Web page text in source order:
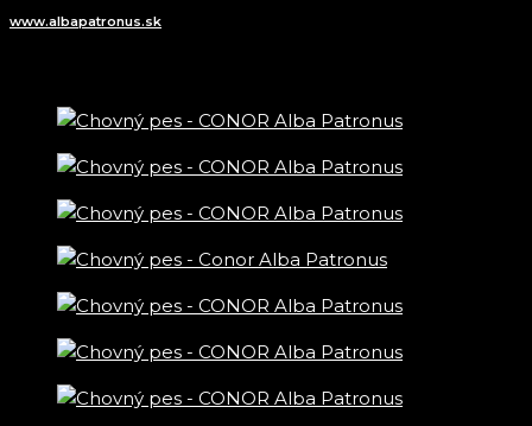
www.albapatronus.sk